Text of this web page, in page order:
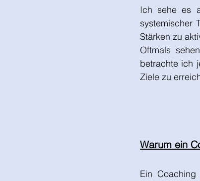
About MeIch sehe es
systemischer
Stärken zu
Oftmals
betrachte ich
Ziele zu
Warum ein
Ein